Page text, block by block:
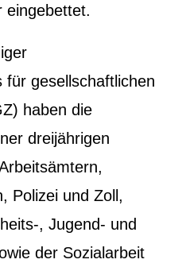
eingebettet.
für gesellschaftlichen
haben die
dreijährigen
Polizei und Zoll,
, Jugend- und
der Sozialarbeit